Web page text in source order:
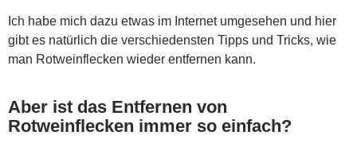
Ich habe mich dazu etwas im Internet umgesehen und hier
gibt es natürlich die verschiedensten Tipps und Tricks, wie
man Rotweinflecken wieder entfernen kann.
Aber ist das Entfernen von
Rotweinflecken immer so einfach?